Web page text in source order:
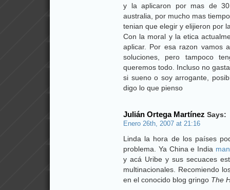
y la aplicaron por mas de
australia, por mucho mas
tenian que elegir y elijieron por
Con la moral y la etica
aplicar. Por esa razon vamos
soluciones, pero tampoco
queremos todo. Incluso no
si sueno o soy arrogante,
digo lo que pienso
Julián Ortega Martínez Says:
Enero 26th, 2007 at 21:16
Linda la hora de los países
problema. Ya China e India
y acá Uribe y sus secuaces
multinacionales. Recomiendo
en el conocido blog gringo The